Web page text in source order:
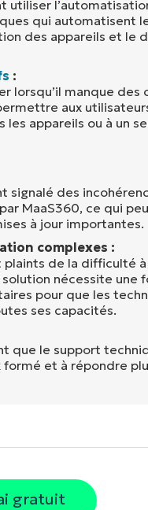
utiliser
qui automatisent
des appareils et le
:
lorsqu’il manque
aux
les appareils ou à un
signalé des
MaaS360, ce qui
à jour importantes.
complexes :
plaints de la difficulté
nécessite une
pour que les
ses capacités.
que le support
et à répondre
gratuit